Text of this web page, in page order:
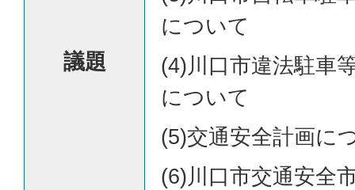
議題
について
(4)川口市違法駐車
について
(5)交通安全計画に
(6)川口市交通安全